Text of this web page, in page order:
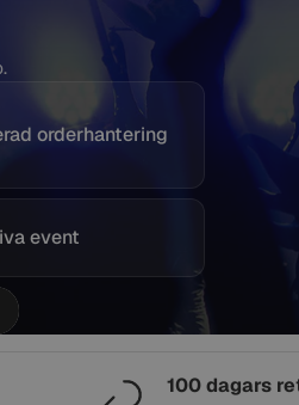
orderhantering
event
100 dagars